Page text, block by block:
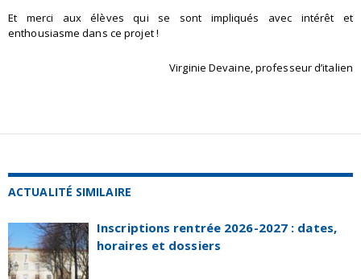
Et merci aux élèves qui se sont impliqués avec intérêt et
enthousiasme dans ce projet !
Virginie Devaine, professeur d’italien
ACTUALITÉ SIMILAIRE
Inscriptions rentrée 2026-2027 : dates,
horaires et dossiers